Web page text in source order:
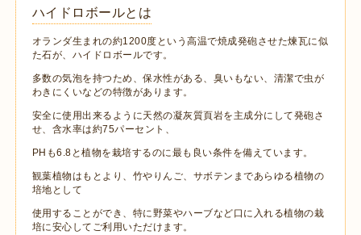
ハイドロボールとは
オランダ生まれの約1200度という高温で焼成発砲させた煉瓦に似
た石が、ハイドロボールです。
多数の気泡を持つため、保水性がある、臭いもない、清潔で虫が
わきにくいなどの特徴があります。
安全に使用出来るように天然の凝灰質頁岩を主成分にして発砲さ
せ、含水率は約75パーセント、
PHも6.8と植物を栽培するのに最も良い条件を備えています。
観葉植物はもとより、竹やりんご、サボテンまであらゆる植物の
培地として
使用することができ、特に野菜やハーブなど口に入れる植物の栽
培に安心してご利用いただけます。